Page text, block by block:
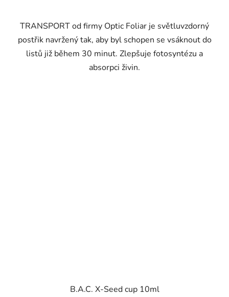
TRANSPORT od firmy Optic Foliar je světluvzdorný
postřik navržený tak, aby byl schopen se vsáknout do
listů již během 30 minut. Zlepšuje fotosyntézu a
absorpci živin.
B.A.C. X-Seed cup 10ml